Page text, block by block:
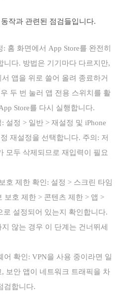
작과 관련된 점검들입니다.
홈 화면에서 App Store를 완전히
니다. 방법은 기기마다 다르지만,
앱을 위로 쓸어 올려 종료하거
두 번 눌러 앱 전용 스위치를 활
Store를 다시 실행합니다.
설정 > 일반 > 재설정 및 iPhone
재설정을 선택합니다. 주의: 저
모두 삭제되므로 재입력이 필요
호 제한 확인: 설정 > 스크린 타임
보호 제한 > 콘텐츠 제한 > 앱 >
로 설정되어 있는지 확인합니다.
않는 경우 이 단계는 건너뛰세
어 확인: VPN을 사용 중이라면 일
보안 앱이 네트워크 트래픽을 차
검합니다.